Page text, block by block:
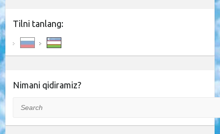
Tilni tanlang:
Nimani qidiramiz?